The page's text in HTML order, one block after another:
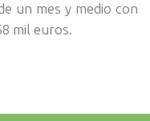
un mes y medio con
mil euros.